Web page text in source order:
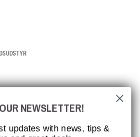
NEWSLETTER!
updates with news, tips &